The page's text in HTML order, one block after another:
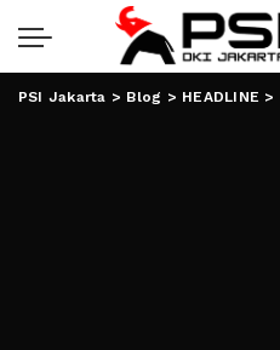
PSI Jakarta > Blog > HEADLINE >